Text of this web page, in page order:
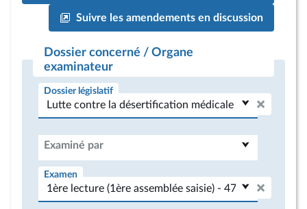
Suivre les amendements en discussion
Dossier concerné / Organe
examinateur
Dossier législatif
Examiné par
Examen